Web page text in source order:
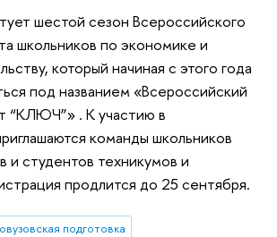
шестой сезон Всероссийского
школьников по экономике и
который начиная с этого года
под названием «Всероссийский
“КЛЮЧ”» . К участию в
команды школьников
и студентов техникумов и
продлится до 25 сентября.
подготовка